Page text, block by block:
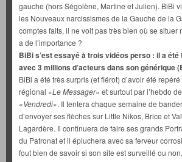
gauche (hors Ségolène, Martine et Julien). BiBi
les Nouveaux narcissismes de la Gauche de la
comptes faits, il ne voit pas très bien où se situer
a de l’importance ?
BiBi s’est essayé à trois vidéos perso : il a
avec 3 millions d’acteurs dans son générique
BiBi a été très surpris (et fiérot) d’avoir été
régional «Le Messager» et surtout par l’hebdo
«Vendredi». Il tentera chaque semaine de
d’envoyer ses flèches sur Little Nikos, Brice et
Lagardère. Il continuera de faire ses grands
du Patronat et il épluchera avec sa ferveur
fout bien de savoir si son site est surveillé ou